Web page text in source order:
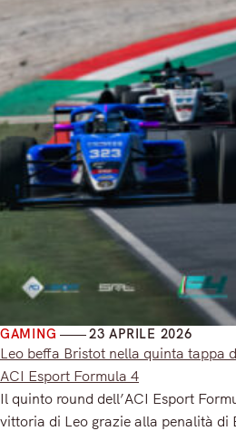
GAMING 23 APRILE 2026
Leo beffa Bristot nella quinta tappa
ACI Esport Formula 4
Il quinto round dell’ACI Esport
vittoria di Leo grazie alla penalità di